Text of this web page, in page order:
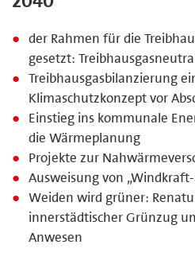
der Rahmen für die
gesetzt:
Treibhausgasbilanzierung
Klimaschutzkonzept vor
Einstieg ins kommunale
die Wärmeplanung
Projekte zur
Ausweisung von
Weiden wird grüner:
innerstädtischer Grünzug
Anwesen